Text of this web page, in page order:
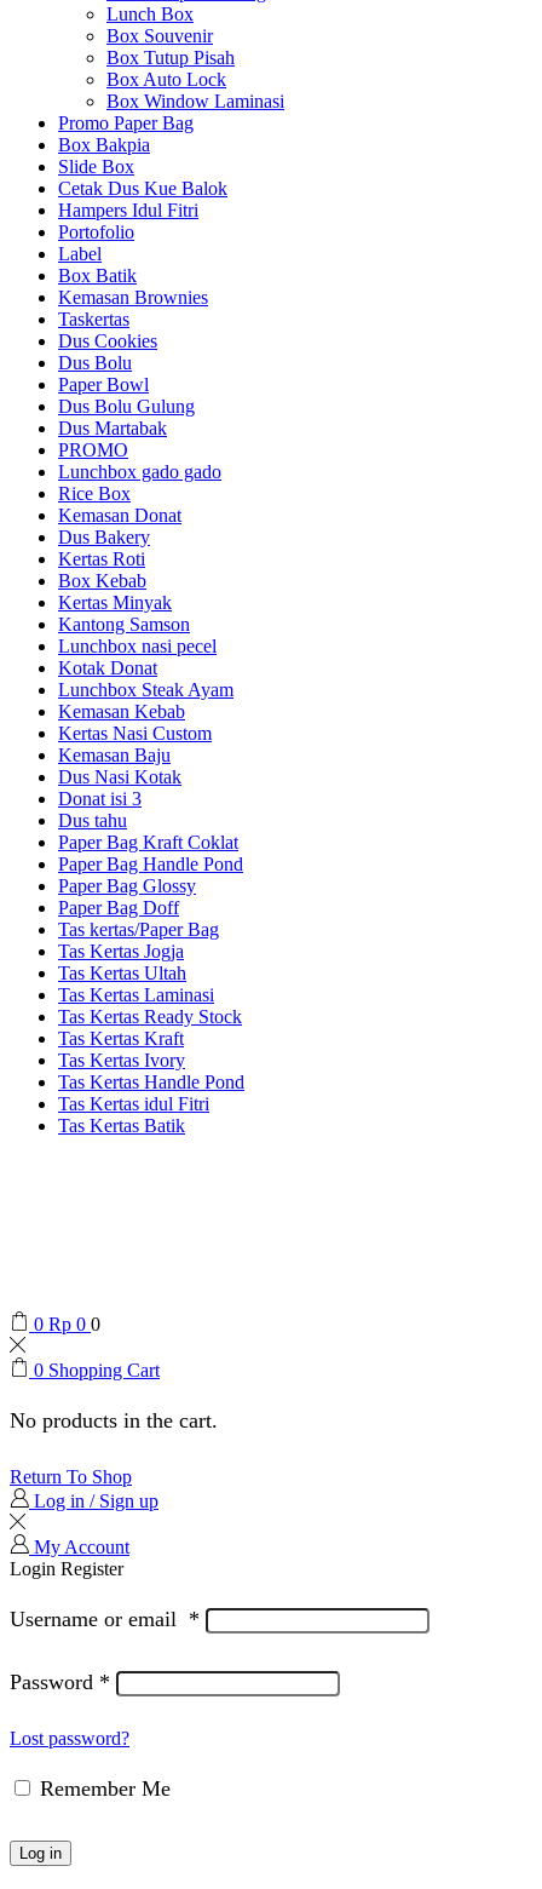
Lunch Box
Box Souvenir
Box Tutup Pisah
Box Auto Lock
Box Window Laminasi
Promo Paper Bag
Box Bakpia
Slide Box
Cetak Dus Kue Balok
Hampers Idul Fitri
Portofolio
Label
Box Batik
Kemasan Brownies
Taskertas
Dus Cookies
Dus Bolu
Paper Bowl
Dus Bolu Gulung
Dus Martabak
PROMO
Lunchbox gado gado
Rice Box
Kemasan Donat
Dus Bakery
Kertas Roti
Box Kebab
Kertas Minyak
Kantong Samson
Lunchbox nasi pecel
Kotak Donat
Lunchbox Steak Ayam
Kemasan Kebab
Kertas Nasi Custom
Kemasan Baju
Dus Nasi Kotak
Donat isi 3
Dus tahu
Paper Bag Kraft Coklat
Paper Bag Handle Pond
Paper Bag Glossy
Paper Bag Doff
Tas kertas/Paper Bag
Tas Kertas Jogja
Tas Kertas Ultah
Tas Kertas Laminasi
Tas Kertas Ready Stock
Tas Kertas Kraft
Tas Kertas Ivory
Tas Kertas Handle Pond
Tas Kertas idul Fitri
Tas Kertas Batik
0 Rp 0 0
0 Shopping Cart
No products in the cart.
Return To Shop
Log in / Sign up
My Account
Login Register
Username or email *
Password *
Lost password?
Remember Me
Log in